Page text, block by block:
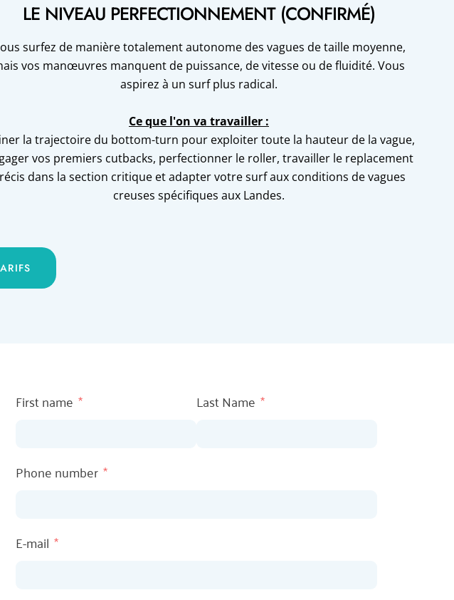
LE NIVEAU PERFECTIONNEMENT (CONFIRMÉ)
surfez de manière totalement autonome des vagues de taille moyenne,
vos manœuvres manquent de puissance, de vitesse ou de fluidité. Vous
aspirez à un surf plus radical.
Ce que l'on va travailler :
la trajectoire du bottom-turn pour exploiter toute la hauteur de la vague,
vos premiers cutbacks, perfectionner le roller, travailler le replacement
dans la section critique et adapter votre surf aux conditions de vagues
creuses spécifiques aux Landes.
First name Last Name
Phone number
E-mail